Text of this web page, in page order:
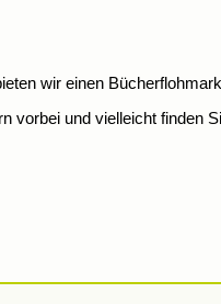
wir einen
vorbei und vielleicht finden